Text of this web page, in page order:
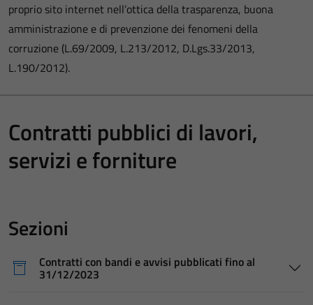
proprio sito internet nell’ottica della trasparenza, buona
amministrazione e di prevenzione dei fenomeni della
corruzione (L.69/2009, L.213/2012, D.Lgs.33/2013,
L.190/2012).
Contratti pubblici di lavori,
servizi e forniture
Sezioni
Contratti con bandi e avvisi pubblicati fino al
31/12/2023